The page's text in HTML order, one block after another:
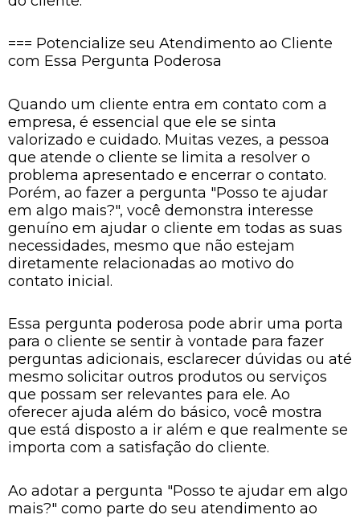
=== Potencialize seu Atendimento ao Cliente
com Essa Pergunta Poderosa
Quando um cliente entra em contato com a
empresa, é essencial que ele se sinta
valorizado e cuidado. Muitas vezes, a pessoa
que atende o cliente se limita a resolver o
problema apresentado e encerrar o contato.
Porém, ao fazer a pergunta "Posso te ajudar
em algo mais?", você demonstra interesse
genuíno em ajudar o cliente em todas as suas
necessidades, mesmo que não estejam
diretamente relacionadas ao motivo do
contato inicial.
Essa pergunta poderosa pode abrir uma porta
para o cliente se sentir à vontade para fazer
perguntas adicionais, esclarecer dúvidas ou até
mesmo solicitar outros produtos ou serviços
que possam ser relevantes para ele. Ao
oferecer ajuda além do básico, você mostra
que está disposto a ir além e que realmente se
importa com a satisfação do cliente.
Ao adotar a pergunta "Posso te ajudar em algo
mais?" como parte do seu atendimento ao